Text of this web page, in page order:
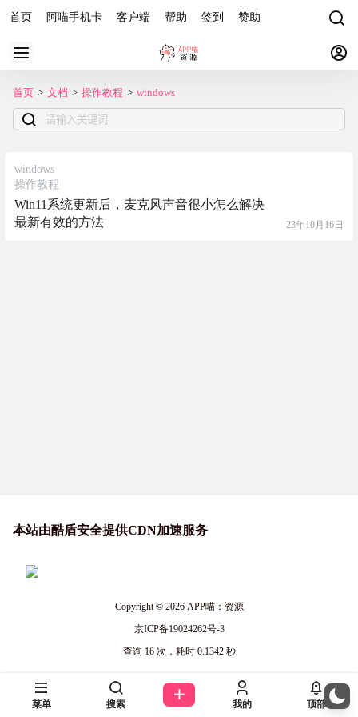
首页 阿喵手机卡 客户端 帮助 签到 赞助
首页 > 文档 > 操作教程 > windows
windows
操作教程
Win11系统更新后，麦克风声音很小怎么解决
最新有效的方法
23年10月16日
本站由酷盾安全提供CDN加速服务
Copyright © 2026APP喵：资源
京ICP备19024262号-3
查询 16 次，耗时 0.1342 秒
菜单 搜索 我的 顶部